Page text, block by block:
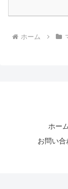
ホーム
ホーム
お問い合